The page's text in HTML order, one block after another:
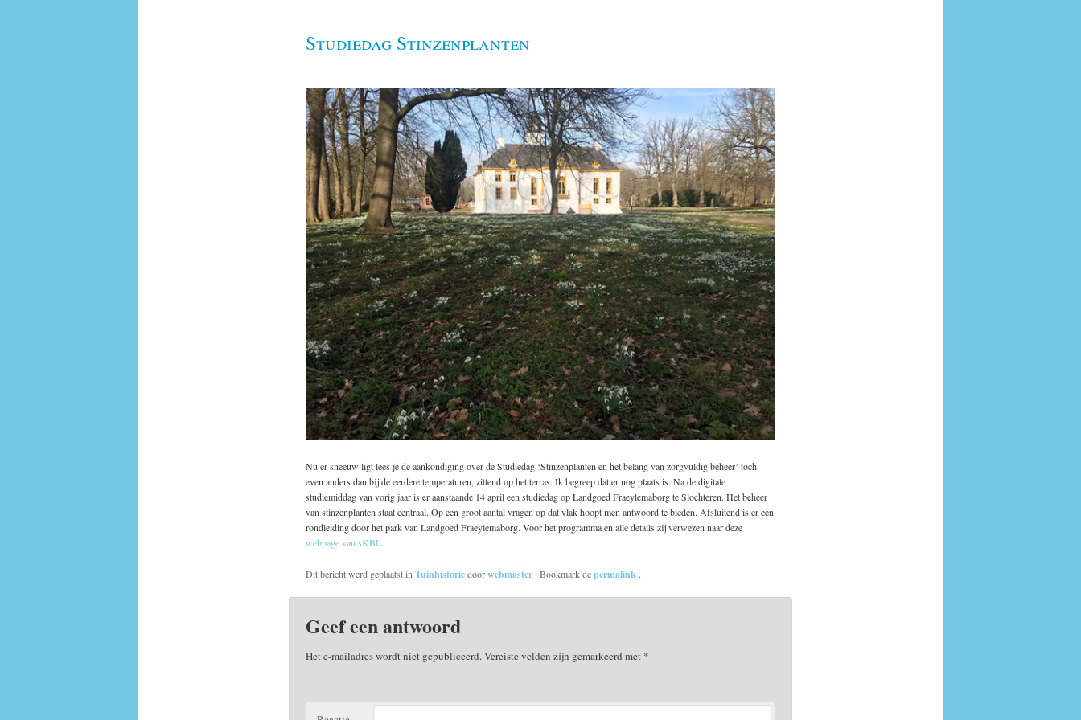
Studiedag Stinzenplanten
Nu er sneeuw ligt lees je de aankondiging over de Studiedag ‘Stinzenplanten en het belang van zorgvuldig beheer’ toch
even anders dan bij de eerdere temperaturen, zittend op het terras. Ik begreep dat er nog plaats is. Na de digitale
studiemiddag van vorig jaar is er aanstaande 14 april een studiedag op Landgoed Fraeylemaborg te Slochteren. Het beheer
van stinzenplanten staat centraal. Op een groot aantal vragen op dat vlak hoopt men antwoord te bieden. Afsluitend is er een
rondleiding door het park van Landgoed Fraeylemaborg. Voor het programma en alle details zij verwezen naar deze
webpage van sKBL.
Dit bericht werd geplaatst in Tuinhistoriedoorwebmaster . Bookmark depermalink .
Geef een antwoord
Het e-mailadres wordt niet gepubliceerd.Vereiste velden zijn gemarkeerd met *